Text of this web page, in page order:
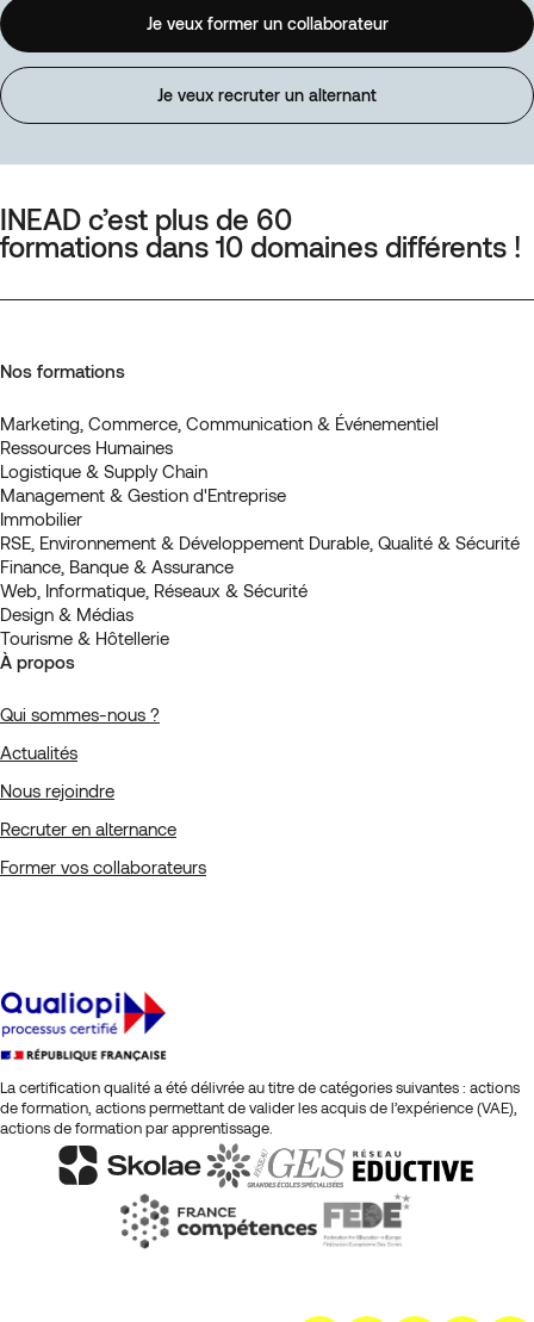
Je veux former un collaborateur
Je veux recruter un alternant
INEAD c’est plus de 60
formations dans 10 domaines différents !
Nos formations
Marketing, Commerce, Communication & Événementiel
Ressources Humaines
Logistique & Supply Chain
Management & Gestion d'Entreprise
Immobilier
RSE, Environnement & Développement Durable, Qualité & Sécurité
Finance, Banque & Assurance
Web, Informatique, Réseaux & Sécurité
Design & Médias
Tourisme & Hôtellerie
À propos
Qui sommes-nous ?
Actualités
Nous rejoindre
Recruter en alternance
Former vos collaborateurs
La certification qualité a été délivrée au titre de catégories suivantes : actions
de formation, actions permettant de valider les acquis de l’expérience (VAE),
actions de formation par apprentissage.